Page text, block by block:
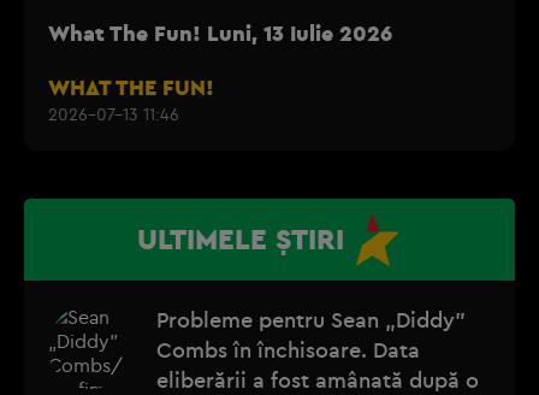
What The Fun! Luni, 13 Iulie 2026
WHAT THE FUN!
2026-07-13 11:46
ULTIMELE ȘTIRI
Probleme pentru Sean „Diddy”
Combs în închisoare. Data
eliberării a fost amânată după o